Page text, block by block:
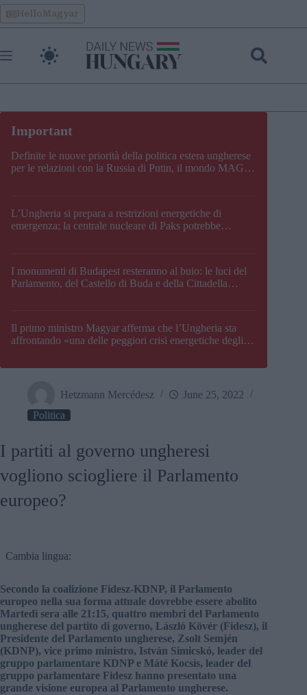
Skip
to
content
HelloMagyar
Definite le nuove priorità della politica estera ungherese
per le relazioni con la Russia di Putin, il mondo MAGA,
L’Ungheria si prepara a restrizioni energetiche di
emergenza; la centrale nucleare di Paks potrebbe
I monumenti di Budapest resteranno al buio: le luci del
Parlamento, del Castello di Buda e della Cittadella
Il primo ministro Magyar afferma che l’Ungheria sta
affrontando «una delle peggiori crisi energetiche degli
Hetzmann Mercédesz
June 25, 2022
Politica
I partiti al governo ungheresi
vogliono sciogliere il Parlamento
europeo?
Cambia lingua:
Secondo la coalizione Fidesz-KDNP, il Parlamento
europeo nella sua forma attuale dovrebbe essere abolito
Martedì sera alle 21:15, quattro membri del Parlamento
ungherese del partito di governo, László Kövér (Fidesz), il
Presidente del Parlamento ungherese, Zsolt Semjén
(KDNP), vice primo ministro, István Simicskó, leader del
gruppo parlamentare KDNP e Máté Kocsis, leader del
gruppo parlamentare Fidesz hanno presentato una
grande visione europea al Parlamento ungherese.